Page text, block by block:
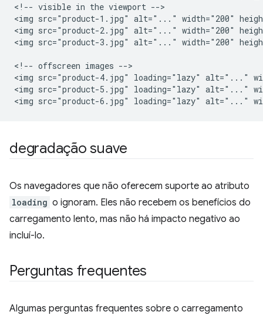
<!-- visible in the viewport -->
<img src="product-1.jpg" alt="..." width="200"
<img src="product-2.jpg" alt="..." width="200"
<img src="product-3.jpg" alt="..." width="200"
<!-- offscreen images -->
<img src="product-4.jpg" loading="lazy" alt="..."
<img src="product-5.jpg" loading="lazy" alt="..."
degradação suave
Os navegadores que não oferecem suporte ao atributo
loading o ignoram. Eles não recebem os benefícios do
carregamento lento, mas não há impacto negativo ao
incluí-lo.
Perguntas frequentes
Algumas perguntas frequentes sobre o carregamento